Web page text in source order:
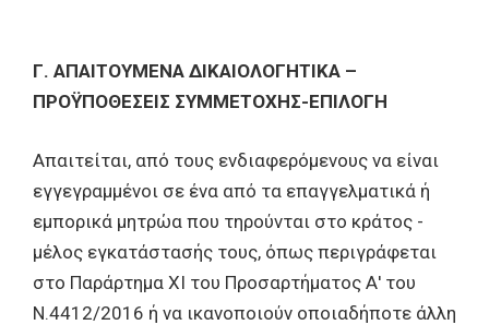
Γ. ΑΠΑΙΤΟΥΜΕΝΑ ΔΙΚΑΙΟΛΟΓΗΤΙΚΑ –
ΠΡΟΫΠΟΘΕΣΕΙΣ ΣΥΜΜΕΤΟΧΗΣ-ΕΠΙΛΟΓΗ
Απαιτείται, από τους ενδιαφερόμενους να είναι
εγγεγραμμένοι σε ένα από τα επαγγελματικά ή
εμπορικά μητρώα που τηρούνται στο κράτος -
μέλος εγκατάστασής τους, όπως περιγράφεται
στο Παράρτημα XI του Προσαρτήματος Α' του
Ν.4412/2016 ή να ικανοποιούν οποιαδήποτε άλλη